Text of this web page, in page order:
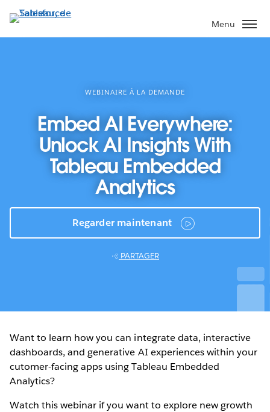
Aller
au
contenu
Menu
WEBINAIRE À LA DEMANDE
Embed AI Everywhere:
Unlock AI Insights With
Tableau Embedded
Analytics
Regarder maintenant
PARTAGER
Want to learn how you can integrate data, interactive
dashboards, and generative AI experiences within your
cutomer-facing apps using Tableau Embedded
Analytics?
Watch this webinar if you want to explore new growth